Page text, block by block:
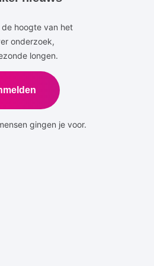
hoogte van het
onderzoek,
longen.
gingen je voor.